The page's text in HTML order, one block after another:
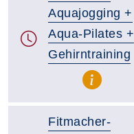
Aquajogging +
Aqua-Pilates +
Gehirntraining
Fitmacher-